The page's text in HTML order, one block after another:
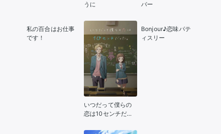
うに
バー
私の百合はお仕事
です！
いつだって僕らの
恋は10センチだっ
Bonjour♪恋味パテ
ィスリー